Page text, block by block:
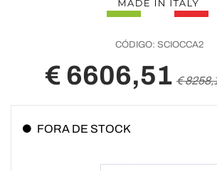
CÓDIGO: SCIOCCA2
€ 6606,51 €
FORA DE STOCK